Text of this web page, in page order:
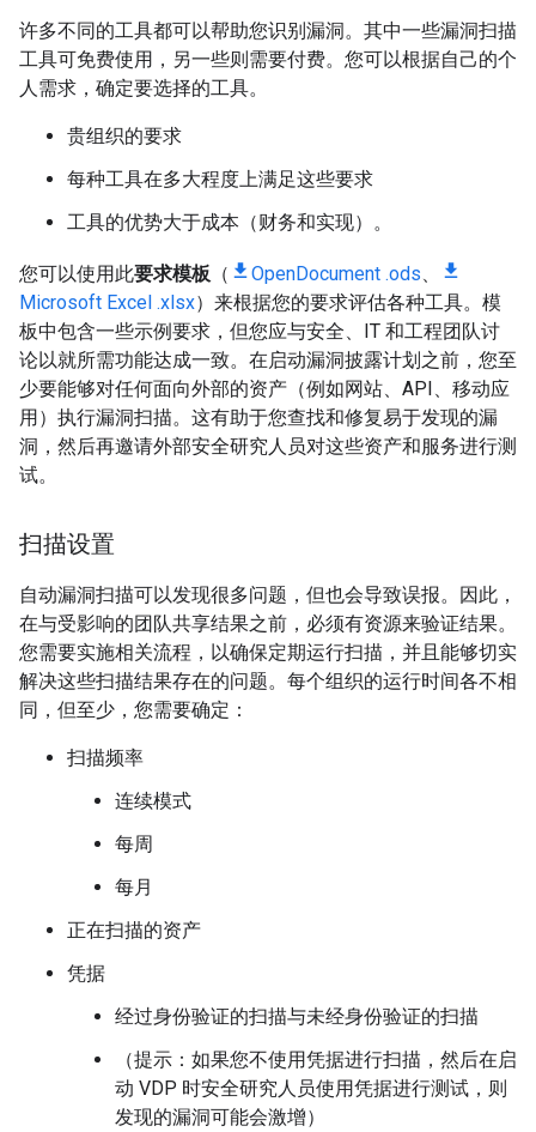
许多不同的工具都可以帮助您识别漏洞。其中一些漏洞扫描
工具可免费使用，另一些则需要付费。您可以根据自己的个
人需求，确定要选择的工具。
贵组织的要求
每种工具在多大程度上满足这些要求
工具的优势大于成本（财务和实现）。
您可以使用此要求模板 （ OpenDocument .ods、
Microsoft Excel .xlsx）来根据您的要求评估各种工具。模
板中包含一些示例要求，但您应与安全、IT 和工程团队讨
论以就所需功能达成一致。在启动漏洞披露计划之前，您至
少要能够对任何面向外部的资产（例如网站、API、移动应
用）执行漏洞扫描。这有助于您查找和修复易于发现的漏
洞，然后再邀请外部安全研究人员对这些资产和服务进行测
试。
扫描设置
自动漏洞扫描可以发现很多问题，但也会导致误报。因此，
在与受影响的团队共享结果之前，必须有资源来验证结果。
您需要实施相关流程，以确保定期运行扫描，并且能够切实
解决这些扫描结果存在的问题。每个组织的运行时间各不相
同，但至少，您需要确定：
扫描频率
连续模式
每周
每月
正在扫描的资产
凭据
经过身份验证的扫描与未经身份验证的扫描
（提示：如果您不使用凭据进行扫描，然后在启
动 VDP 时安全研究人员使用凭据进行测试，则
发现的漏洞可能会激增）